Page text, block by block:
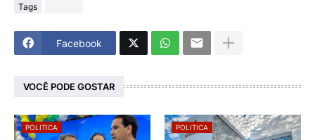
Tags
Facebook
VOCÊ PODE GOSTAR
POLITICA POLITICA